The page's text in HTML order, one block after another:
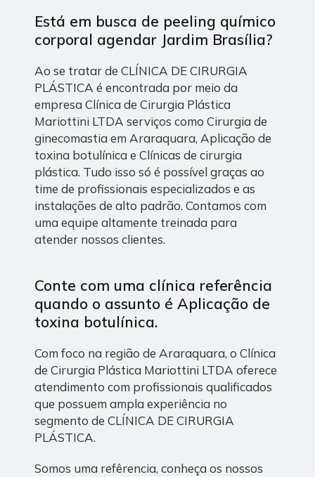
Está em busca de peeling químico
corporal agendar Jardim Brasília?
Ao se tratar de CLÍNICA DE CIRURGIA
PLÁSTICA é encontrada por meio da
empresa Clínica de Cirurgia Plástica
Mariottini LTDA serviços como Cirurgia de
ginecomastia em Araraquara, Aplicação de
toxina botulínica e Clínicas de cirurgia
plástica. Tudo isso só é possível graças ao
time de profissionais especializados e as
instalações de alto padrão. Contamos com
uma equipe altamente treinada para
atender nossos clientes.
Conte com uma clínica referência
quando o assunto éAplicação de
toxina botulínica.
Com foco na região de Araraquara, o Clínica
de Cirurgia Plástica Mariottini LTDA oferece
atendimento com profissionais qualificados
que possuem ampla experiência no
segmento de CLÍNICA DE CIRURGIA
PLÁSTICA.
Somos uma refêrencia, conheça os nossos